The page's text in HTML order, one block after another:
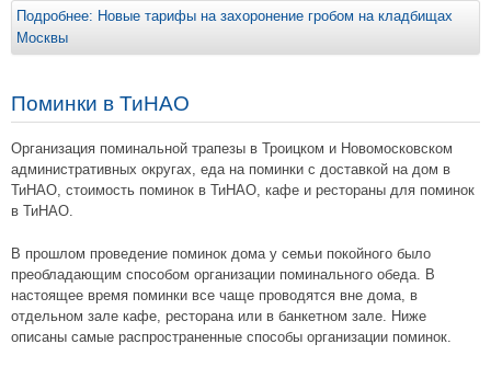
Подробнее: Новые тарифы на захоронение гробом на кладбищах
Москвы
Поминки в ТиНАО
Организация поминальной трапезы в Троицком и Новомосковском
административных округах, еда на поминки с доставкой на дом в
ТиНАО, стоимость поминок в ТиНАО, кафе и рестораны для поминок
в ТиНАО.
В прошлом проведение поминок дома у семьи покойного было
преобладающим способом организации поминального обеда. В
настоящее время поминки все чаще проводятся вне дома, в
отдельном зале кафе, ресторана или в банкетном зале. Ниже
описаны самые распространенные способы организации поминок.